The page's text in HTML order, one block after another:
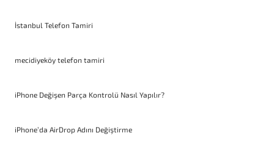
İstanbul Telefon Tamiri
mecidiyeköy telefon tamiri
iPhone Değişen Parça Kontrolü Nasıl Yapılır?
iPhone’da AirDrop Adını Değiştirme